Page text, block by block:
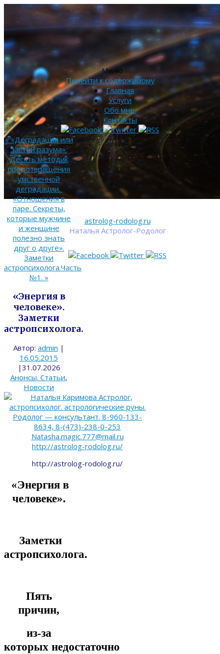
astrolog-rodolog.ru
Наталья Астролог-Родолог
Меню
Перейти к содержимому
Главная
Услуги
Обо мне.
Контакты
««Деградация или
застой разума».
Десять методик
предотвращения
умственной
деградации.
«Отношения в
паре. Секреты,
которые мужчине
и женщине
полезно знать
друг о друге».
Заметки
астропсихолога.Часть
№1. »
«Энергия в
человеке».
Заметки
астропсихолога.
Автор: admin |
16.05.2015
| 31.07.2026
Анонсы. Статьи,
Новости
http://astrolog-rodolog.ru/
«Энергия в
человеке».
Заметки
астропсихолога.
Пять
причин,
из-за
которых недостаточно